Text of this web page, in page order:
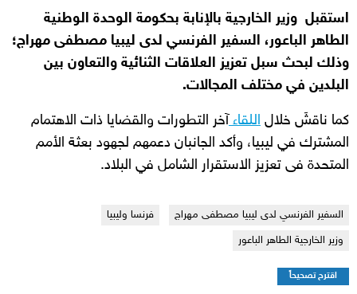
استقبل وزير الخارجية بالإنابة بحكومة الوحدة الوطنية
الطاهر الباعور، السفير الفرنسي لدى ليبيا مصطفى مهراج؛
وذلك لبحث سبل تعزيز العلاقات الثنائية والتعاون بين
البلدين في مختلف المجالات.
كما ناقشَ خلال اللقاءآخر التطورات والقضايا ذات الاهتمام
المشترك في ليبيا، وأكد الجانبان دعمهم لجهود بعثة الأمم
المتحدة فى تعزيز الاستقرار الشامل في البلاد.
السفير الفرنسي لدى ليبيا مصطفى مهراج
فرنسا وليبيا
وزير الخارجية الطاهر الباعور
اقترح تصحيحاً